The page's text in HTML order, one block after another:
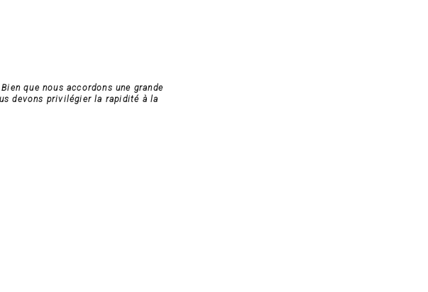
que nous accordons une grande
devons privilégier la rapidité à la